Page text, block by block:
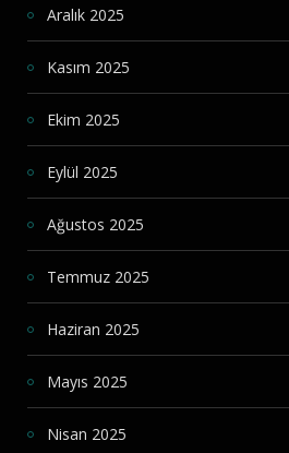
Aralık 2025
Kasım 2025
Ekim 2025
Eylül 2025
Ağustos 2025
Temmuz 2025
Haziran 2025
Mayıs 2025
Nisan 2025